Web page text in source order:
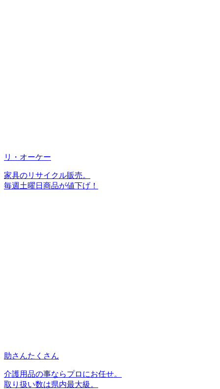
リ・オーケー
家具のリサイクル販売。
毎週土曜日商品が値下げ！
助さんたくさん
介護用品の事ならプロにお任せ。
取り扱い数は県内最大級。